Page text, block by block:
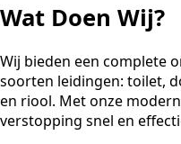
Wat Doen Wij?
Wij bieden een complete
soorten leidingen: toilet,
en riool. Met onze
verstopping snel en